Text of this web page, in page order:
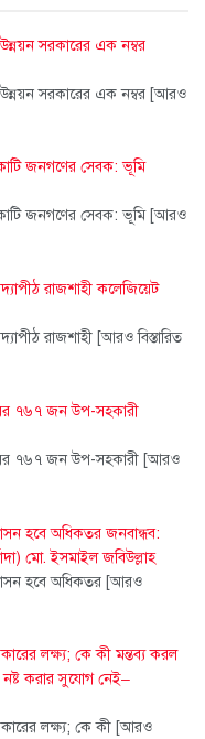
সরকারের এক নম্বর
সরকারের এক নম্বর [আরও
জনগণের সেবক: ভূমি
জনগণের সেবক: ভূমি [আরও
রাজশাহী কলেজিয়েট
রাজশাহী [আরও বিস্তারিত
৭৬৭ জন উপ-সহকারী
৭৬৭ জন উপ-সহকারী [আরও
হবে অধিকতর জনবান্ধব:
মো. ইসমাইল জবিউল্লাহ
হবে অধিকতর [আরও
লক্ষ্য; কে কী মন্তব্য করল
করার সুযোগ নেই–
লক্ষ্য; কে কী [আরও